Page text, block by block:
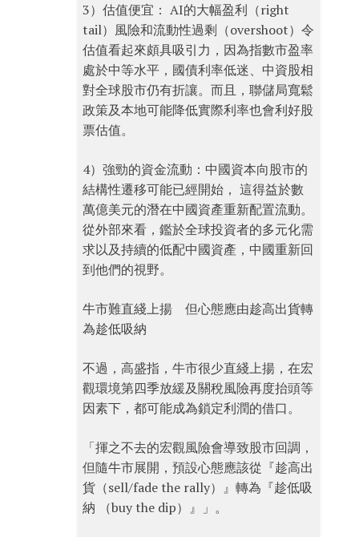
3）估值便宜： AI的大幅盈利（right
tail）風險和流動性過剩（overshoot）令
估值看起來頗具吸引力，因為指數市盈率
處於中等水平，國債利率低迷、中資股相
對全球股市仍有折讓。而且，聯儲局寬鬆
政策及本地可能降低實際利率也會利好股
票估值。
4）強勁的資金流動：中國資本向股市的
結構性遷移可能已經開始， 這得益於數
萬億美元的潛在中國資產重新配置流動。
從外部來看，鑑於全球投資者的多元化需
求以及持續的低配中國資產，中國重新回
到他們的視野。
牛市難直綫上揚 但心態應由趁高出貨轉
為趁低吸納
不過，高盛指，牛市很少直綫上揚，在宏
觀環境第四季放緩及關稅風險再度抬頭等
因素下，都可能成為鎖定利潤的借口。
「揮之不去的宏觀風險會導致股市回調，
但隨牛市展開，預設心態應該從『趁高出
貨（sell/fade the rally）』轉為『趁低吸
納 （buy the dip）』」。